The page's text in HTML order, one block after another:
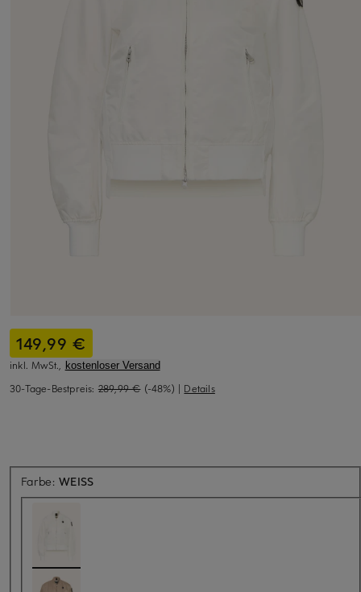
149,99 €
inkl. MwSt., kostenloser Versand
30-Tage-Bestpreis: 289,99 € (-48%) | Details
Farbe:WEISS